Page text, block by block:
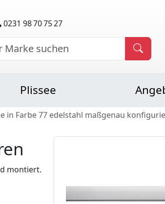
0231 98 70 75 27
Plissee
in Farbe 77 edelstahl maßgenau
montiert.